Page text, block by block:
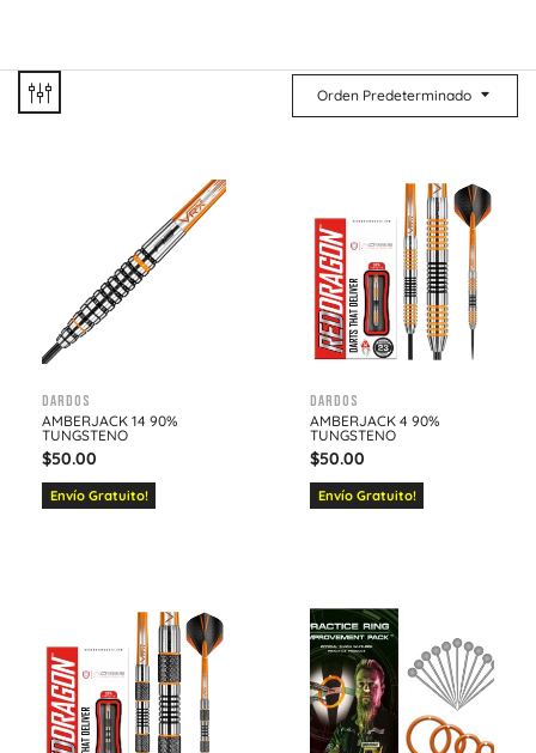
Orden Predeterminado
Dardos
AMBERJACK 14 90%
TUNGSTENO
$50.00
Envío Gratuito!
Dardos
AMBERJACK 4 90%
TUNGSTENO
$50.00
Envío Gratuito!